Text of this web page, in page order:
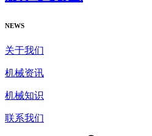
NEWS
关于我们
机械资讯
机械知识
联系我们